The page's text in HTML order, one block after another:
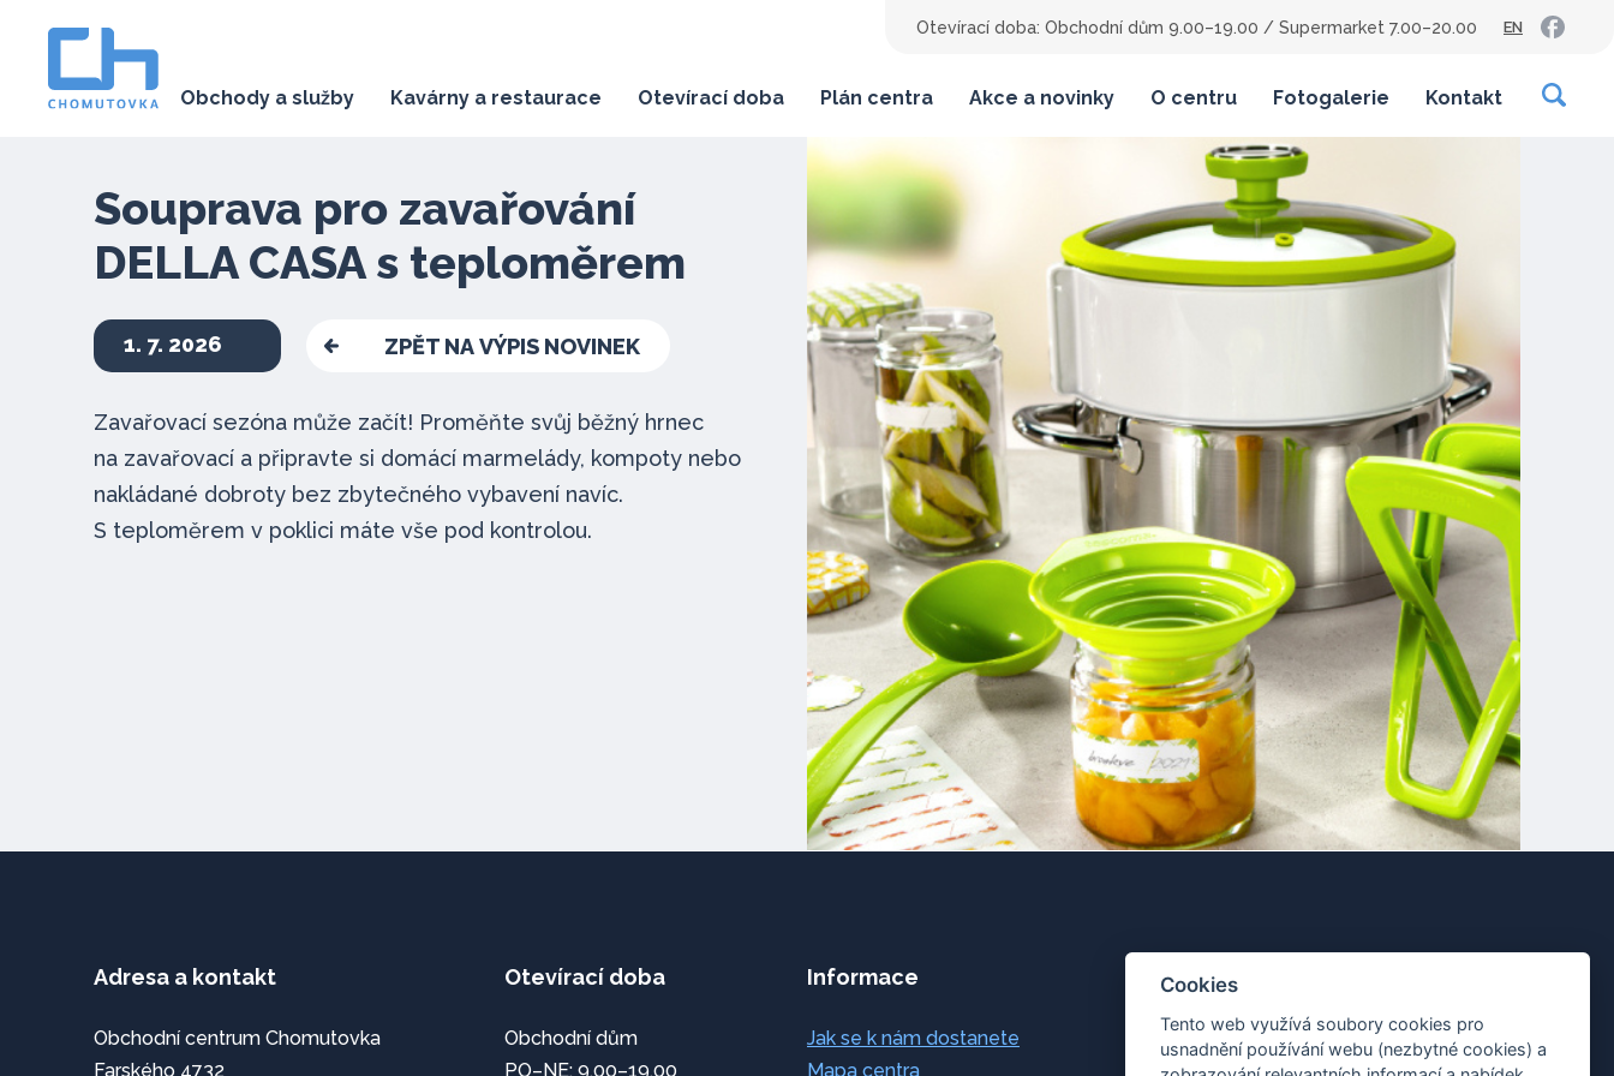
Otevírací doba: Obchodní dům 9.00–19.00 / Supermarket 7.00–20.00 EN
Obchody a služby Kavárny a restaurace Otevírací doba Plán centra Akce a novinky O centru Fotogalerie Kontakt
Souprava pro zavařování
DELLA CASA s teploměrem
1. 7. 2026 ZPĚT NA VÝPIS NOVINEK
Zavařovací sezóna může začít! Proměňte svůj běžný hrnec
na zavařovací a připravte si domácí marmelády, kompoty nebo
nakládané dobroty bez zbytečného vybavení navíc.
S teploměrem v poklici máte vše pod kontrolou.
Adresa a kontakt
Obchodní centrum Chomutovka
Farského 4732
Otevírací doba
Obchodní dům
PO–NE: 9.00–19.00
Informace
Jak se k nám dostanete
Mapa centra
Cookies
Tento web využívá soubory cookies pro
usnadnění používání webu (nezbytné cookies) a